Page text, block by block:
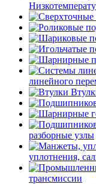
линейного
разборные узлы
уплотнения,
трансмиссии